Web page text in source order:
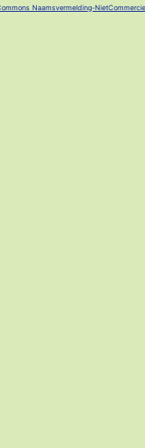
Naamsvermelding-